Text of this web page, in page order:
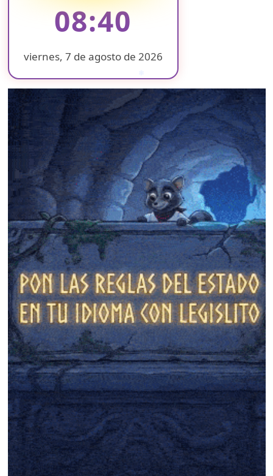
08:40
viernes, 7 de agosto de 2026
❄
❄
❄
❄
❄
❄
❄
❄